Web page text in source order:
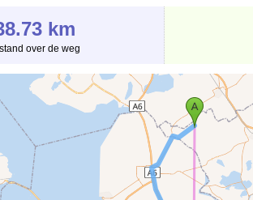
km
over de weg